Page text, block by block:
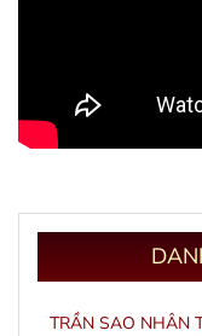
TRẦN SAO NHÂN